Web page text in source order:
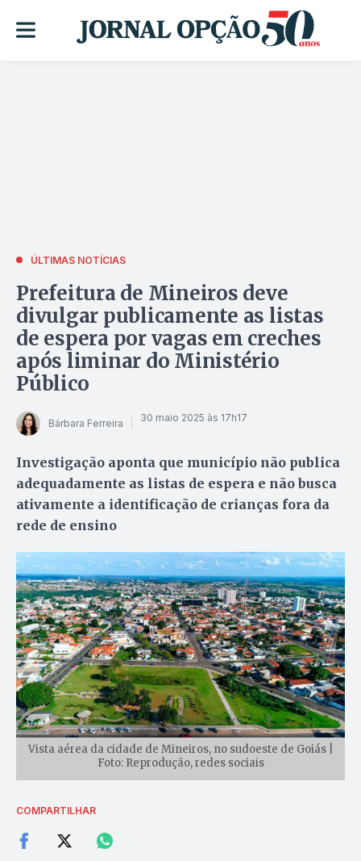
ÚLTIMAS NOTÍCIAS
Prefeitura de Mineiros deve
divulgar publicamente as listas
de espera por vagas em creches
após liminar do Ministério
Público
Bárbara Ferreira 30 maio 2025 às 17h17
Investigação aponta que município não publica
adequadamente as listas de espera e não busca
ativamente a identificação de crianças fora da
rede de ensino
Vista aérea da cidade de Mineiros, no sudoeste de Goiás |
Foto: Reprodução, redes sociais
COMPARTILHAR